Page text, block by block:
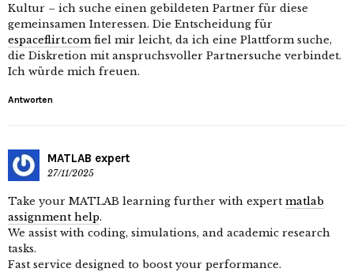
Kultur – ich suche einen gebildeten Partner für diese
gemeinsamen Interessen. Die Entscheidung für
espaceflirt.comfiel mir leicht, da ich eine Plattform suche,
die Diskretion mit anspruchsvoller Partnersuche verbindet.
Ich würde mich freuen.
Antworten
MATLAB expert
27/11/2025
Take your MATLAB learning further with expert matlab
assignment help.
We assist with coding, simulations, and academic research
tasks.
Fast service designed to boost your performance.